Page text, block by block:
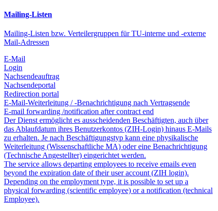
Mailing-Listen
Mailing-Listen bzw. Verteilergruppen für TU-interne und -externe
Mail-Adressen
E-Mail
Login
Nachsendeauftrag
Nachsendeportal
Redirection portal
E-Mail-Weiterleitung / -Benachrichtigung nach Vertragsende
E-mail forwarding /notification after contract end
Der Dienst ermöglicht es ausscheidenden Beschäftigten, auch über
das Ablaufdatum ihres Benutzerkontos (ZIH-Login) hinaus E-Mails
zu erhalten. Je nach Beschäftigungstyp kann eine physikalische
Weiterleitung (Wissenschaftliche MA) oder eine Benachrichtigung
(Technische Angestellter) eingerichtet werden.
The service allows departing employees to receive emails even
beyond the expiration date of their user account (ZIH login).
Depending on the employment type, it is possible to set up a
physical forwarding (scientific employee) or a notification (technical
Employee).